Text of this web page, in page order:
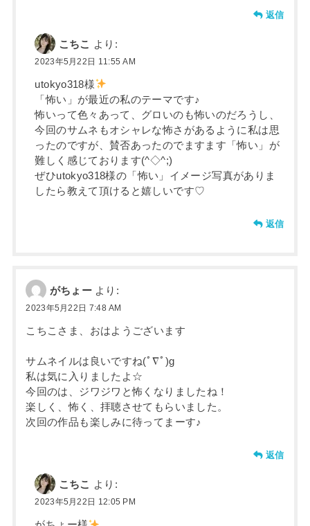
返信
こちこ より:
2023年5月22日 11:55 AM
utokyo318様
「怖い」が最近の私のテーマです♪
怖いって色々あって、グロいのも怖いのだろうし、
今回のサムネもオシャレな怖さがあるように私は思
ったのですが、賛否あったのでますます「怖い」が
難しく感じております(^◇^;)
ぜひutokyo318様の「怖い」イメージ写真がありま
したら教えて頂けると嬉しいです♡
返信
がちょー より:
2023年5月22日 7:48 AM
こちこさま、おはようございます
サムネイルは良いですね(ﾟ∇ﾟ)g
私は気に入りましたよ☆
今回のは、ジワジワと怖くなりましたね！
楽しく、怖く、拝聴させてもらいました。
次回の作品も楽しみに待ってまーす♪
返信
こちこ より:
2023年5月22日 12:05 PM